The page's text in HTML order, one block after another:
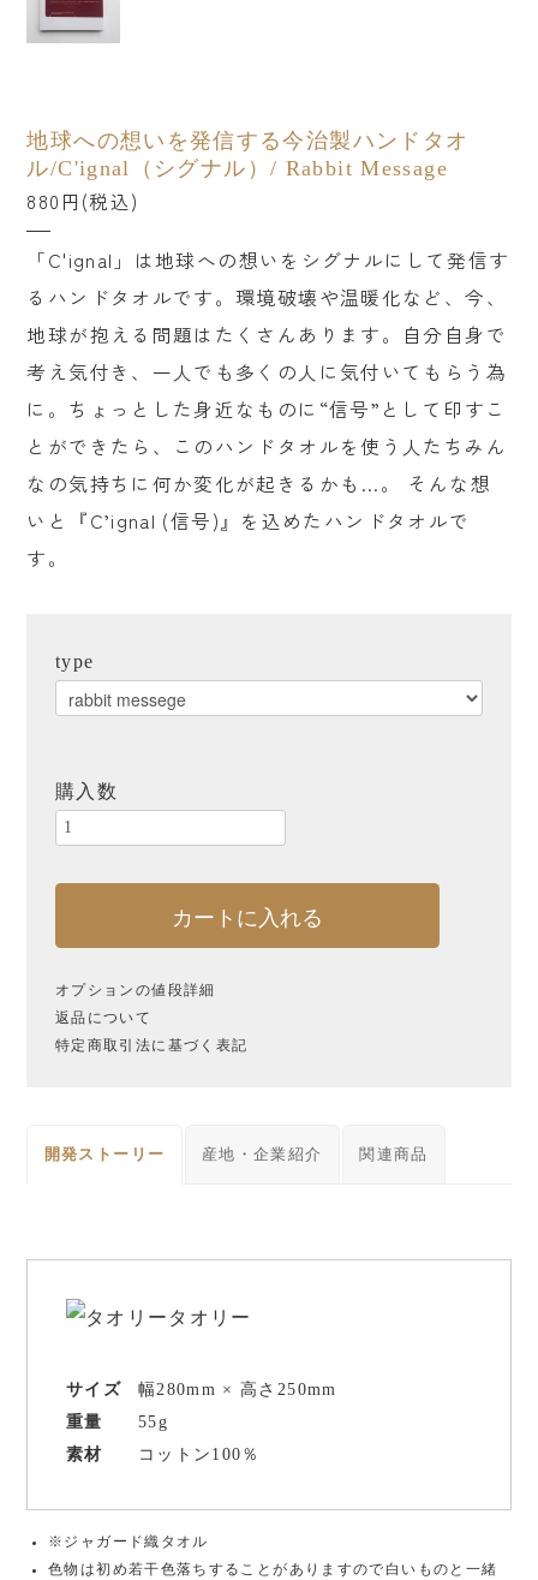
掃除
書籍
贈るシーンで探す
結婚祝い
出産祝い
新築・引越し祝い
誕生日祝い
産地から探す
石川 富山 福井
岐阜
岡山 愛媛 香川
台湾
ブランドから探す
ご予算から探す
¥1,000〜¥2,999
¥5,000〜¥9,999
¥10,000〜¥19,999
地球への想いを発信する今治製ハンドタオ
ル/C'ignal（シグナル）/ Rabbit Message
880円(税込)
「C'ignal」は地球への想いをシグナルにして発信す
るハンドタオルです。環境破壊や温暖化など、今、
地球が抱える問題はたくさんあります。自分自身で
考え気付き、一人でも多くの人に気付いてもらう為
に。ちょっとした身近なものに“信号”として印すこ
とができたら、このハンドタオルを使う人たちみん
なの気持ちに何か変化が起きるかも…。 そんな想
いと『C’ignal (信号)』を込めたハンドタオルで
す。
type
購入数
カートに入れる
オプションの値段詳細
返品について
特定商取引法に基づく表記
開発ストーリー 産地・企業紹介 関連商品
サイズ
幅280mm × 高さ250mm
重量
55g
素材
コットン100％
※ジャガード織タオル
色物は初め若干色落ちすることがありますので白いものと一緒